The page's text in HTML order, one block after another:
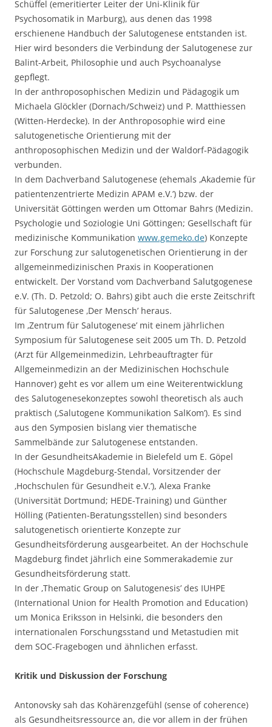
Schüffel (emeritierter Leiter der Uni-Klinik für
Psychosomatik in Marburg), aus denen das 1998
erschienene Handbuch der Salutogenese entstanden ist.
Hier wird besonders die Verbindung der Salutogenese zur
Balint-Arbeit, Philosophie und auch Psychoanalyse
gepflegt.
In der anthroposophischen Medizin und Pädagogik um
Michaela Glöckler (Dornach/Schweiz) und P. Matthiessen
(Witten-Herdecke). In der Anthroposophie wird eine
salutogenetische Orientierung mit der
anthroposophischen Medizin und der Waldorf-Pädagogik
verbunden.
In dem Dachverband Salutogenese (ehemals ‚Akademie für
patientenzentrierte Medizin APAM e.V.’) bzw. der
Universität Göttingen werden um Ottomar Bahrs (Medizin.
Psychologie und Soziologie Uni Göttingen; Gesellschaft für
medizinische Kommunikation www.gemeko.de) Konzepte
zur Forschung zur salutogenetischen Orientierung in der
allgemeinmedizinischen Praxis in Kooperationen
entwickelt. Der Vorstand vom Dachverband Salutgogenese
e.V. (Th. D. Petzold; O. Bahrs) gibt auch die erste Zeitschrift
für Salutogenese ‚Der Mensch’ heraus.
Im ‚Zentrum für Salutogenese’ mit einem jährlichen
Symposium für Salutogenese seit 2005 um Th. D. Petzold
(Arzt für Allgemeinmedizin, Lehrbeauftragter für
Allgemeinmedizin an der Medizinischen Hochschule
Hannover) geht es vor allem um eine Weiterentwicklung
des Salutogenesekonzeptes sowohl theoretisch als auch
praktisch (‚Salutogene Kommunikation SalKom’). Es sind
aus den Symposien bislang vier thematische
Sammelbände zur Salutogenese entstanden.
In der GesundheitsAkademie in Bielefeld um E. Göpel
(Hochschule Magdeburg-Stendal, Vorsitzender der
‚Hochschulen für Gesundheit e.V.’), Alexa Franke
(Universität Dortmund; HEDE-Training) und Günther
Hölling (Patienten-Beratungsstellen) sind besonders
salutogenetisch orientierte Konzepte zur
Gesundheitsförderung ausgearbeitet. An der Hochschule
Magdeburg findet jährlich eine Sommerakademie zur
Gesundheitsförderung statt.
In der ‚Thematic Group on Salutogenesis’ des IUHPE
(International Union for Health Promotion and Education)
um Monica Eriksson in Helsinki, die besonders den
internationalen Forschungsstand und Metastudien mit
dem SOC-Fragebogen und ähnlichen erfasst.
Kritik und Diskussion der Forschung
Antonovsky sah das Kohärenzgefühl (sense of coherence)
als Gesundheitsressource an, die vor allem in der frühen